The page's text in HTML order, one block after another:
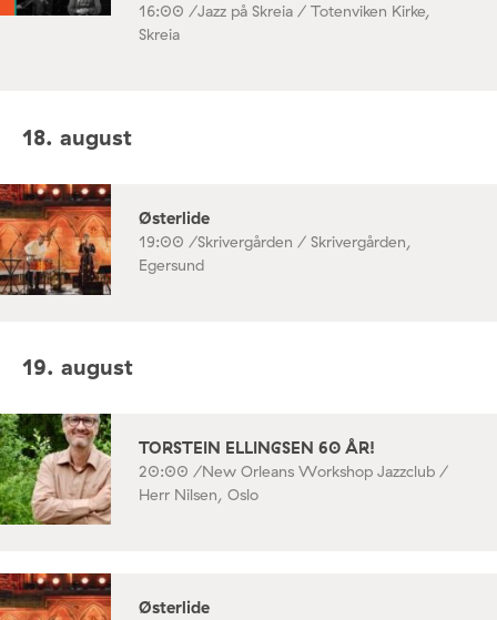
16:00 /Jazz på Skreia / Totenviken Kirke,
Skreia
18. august
Østerlide
19:00 /Skrivergården / Skrivergården,
Egersund
19. august
TORSTEIN ELLINGSEN 60 ÅR!
20:00 /New Orleans Workshop Jazzclub /
Herr Nilsen, Oslo
Østerlide